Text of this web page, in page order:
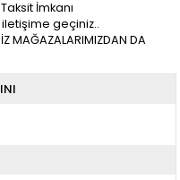
İmkanı
geçiniz..
MAĞAZALARIMIZDAN DA